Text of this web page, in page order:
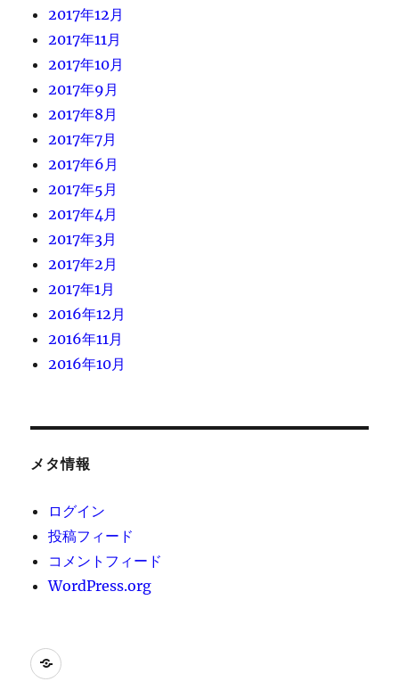
2017年12月
2017年11月
2017年10月
2017年9月
2017年8月
2017年7月
2017年6月
2017年5月
2017年4月
2017年3月
2017年2月
2017年1月
2016年12月
2016年11月
2016年10月
メタ情報
ログイン
投稿フィード
コメントフィード
WordPress.org
[instagram-